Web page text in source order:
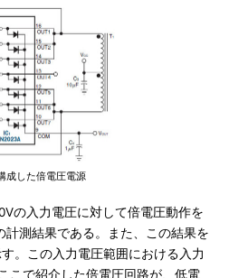
した倍電圧電源
の入力電圧に対して倍電圧動作を
測結果である。また、この結果を
。この入力電圧範囲における入力
こで紹介した倍電圧回路が、低電